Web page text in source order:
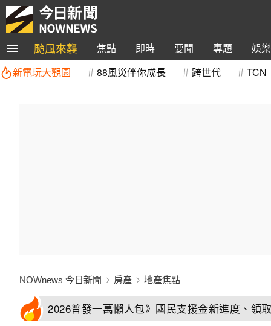
颱風來襲 焦點 即時 要聞 專題
娛樂
新電玩大觀園
88風災伴你成長 跨世代 TCN
NOWnews 今日新聞 房產 地產焦點
2026普發一萬懶人包》國民支援金新進度、領